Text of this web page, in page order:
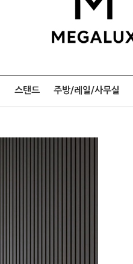
스탠드 주방/레일/사무실